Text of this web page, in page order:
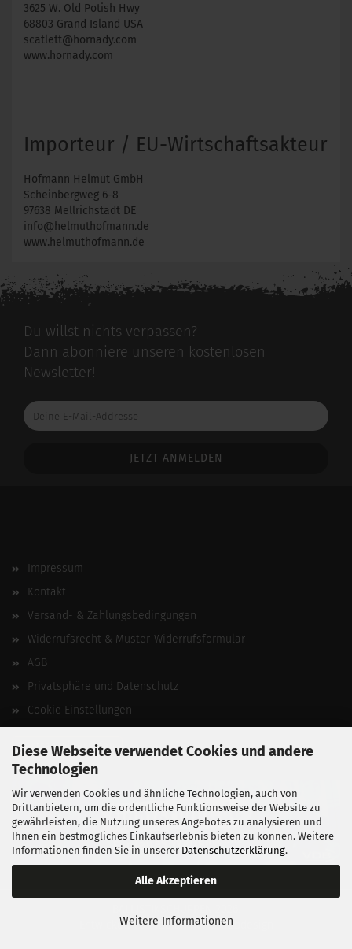
Diese Webseite verwendet Cookies und andere
Technologien
Wir verwenden Cookies und ähnliche Technologien, auch von
Drittanbietern, um die ordentliche Funktionsweise der Website zu
gewährleisten, die Nutzung unseres Angebotes zu analysieren und
Ihnen ein bestmögliches Einkaufserlebnis bieten zu können. Weitere
Informationen finden Sie in unserer Datenschutzerklärung.
Alle Akzeptieren
Weitere Informationen
3625 W. Old Potish Hwy
68803 Grand Island USA
scatlett@hornady.com
www.hornady.com
Importeur / EU-Wirtschaftsakteur
Hofmann Helmut GmbH
Scheinbergweg 6-8
97638 Mellrichstadt DE
info@helmuthofmann.de
www.helmuthofmann.de
Du willst nichts verpassen?
Dann abonniere unseren kostenlosen
Newsletter!
Deine
E-
Impressum
Kontakt
Versand- & Zahlungsbedingungen
Widerrufsrecht & Muster-Widerrufsformular
AGB
Privatsphäre und Datenschutz
Cookie Einstellungen
Vertrag widerrufen
Entwickelt vonfabian heinz webdesign